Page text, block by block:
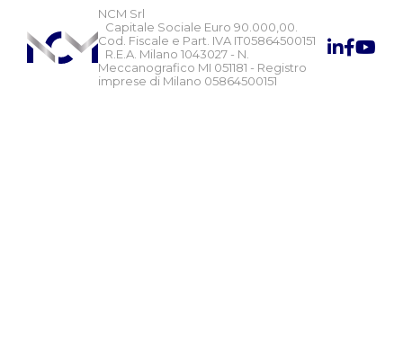
NCM Srl
Capitale Sociale Euro 90.000,00.
Cod. Fiscale e Part. IVA IT05864500151
R.E.A. Milano 1043027 - N.
Meccanografico MI 051181 - Registro
imprese di Milano 05864500151